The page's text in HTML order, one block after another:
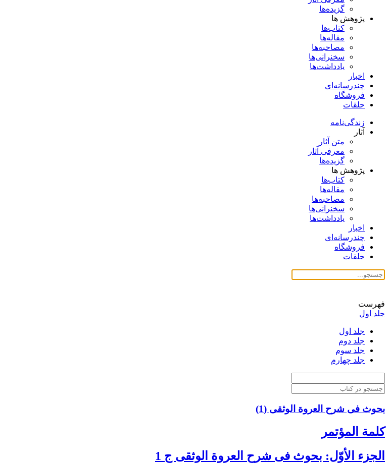
گزیده‌ها
پژوهش ها
کتاب‌ها
مقاله‌ها
مصاحبه‌ها
سخنرانی‌ها
یادداشت‌ها
اخبار
چندرسانه‌ای
فروشگاه
حلقات
زندگی‌نامه
آثار
متن آثار
معرفی آثار
گزیده‌ها
پژوهش ها
کتاب‌ها
مقاله‌ها
مصاحبه‌ها
سخنرانی‌ها
یادداشت‌ها
اخبار
چندرسانه‌ای
فروشگاه
حلقات
فهرست
جلد اول
جلد اول
جلد دوم
جلد سوم
جلد چهارم
بحوث فی شرح العروة الوثقی (1)
كلمة المؤتمر
الجزء الأوّل: بحوث فى شرح العروة الوثقى ج 1